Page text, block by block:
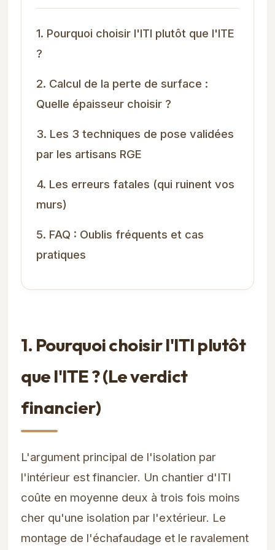
1. Pourquoi choisir l'ITI plutôt que l'ITE
?
2. Calcul de la perte de surface :
Quelle épaisseur choisir ?
3. Les 3 techniques de pose validées
par les artisans RGE
4. Les erreurs fatales (qui ruinent vos
murs)
5. FAQ : Oublis fréquents et cas
pratiques
1. Pourquoi choisir l'ITI plutôt
que l'ITE ? (Le verdict
financier)
L'argument principal de l'isolation par
l'intérieur est financier. Un chantier d'ITI
coûte en moyenne deux à trois fois moins
cher qu'une isolation par l'extérieur. Le
montage de l'échafaudage et le ravalement